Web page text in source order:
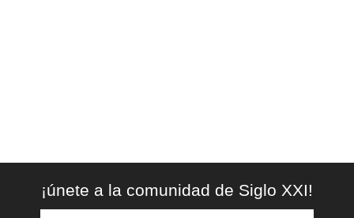
¡únete a la comunidad de Siglo XXI!